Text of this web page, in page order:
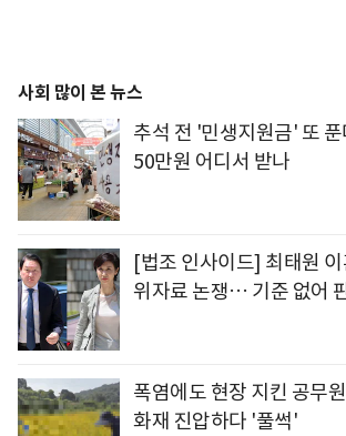
사회 많이 본 뉴스
추석 전 '민생지원금' 또
50만원 어디서 받나
[법조 인사이드] 최태원
위자료 논쟁… 기준 없어
폭염에도 현장 지킨 공무
화재 진압하다 '풀썩'